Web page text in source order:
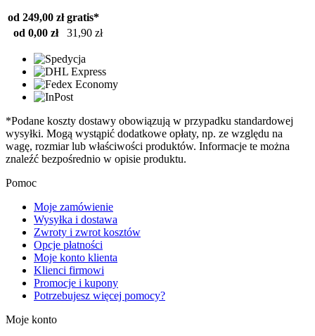
od 249,00 zł gratis*
od 0,00 zł
31,90 zł
*Podane koszty dostawy obowiązują w przypadku standardowej
wysyłki. Mogą wystąpić dodatkowe opłaty, np. ze względu na
wagę, rozmiar lub właściwości produktów. Informacje te można
znaleźć bezpośrednio w opisie produktu.
Pomoc
Moje zamówienie
Wysyłka i dostawa
Zwroty i zwrot kosztów
Opcje płatności
Moje konto klienta
Klienci firmowi
Promocje i kupony
Potrzebujesz więcej pomocy?
Moje konto